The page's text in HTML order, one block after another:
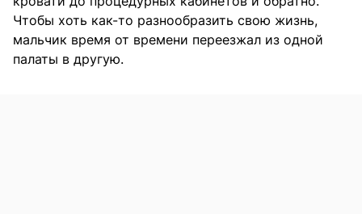
Чтобы хоть как-то разнообразить свою жизнь,
мальчик время от времени переезжал из одной
палаты в другую.